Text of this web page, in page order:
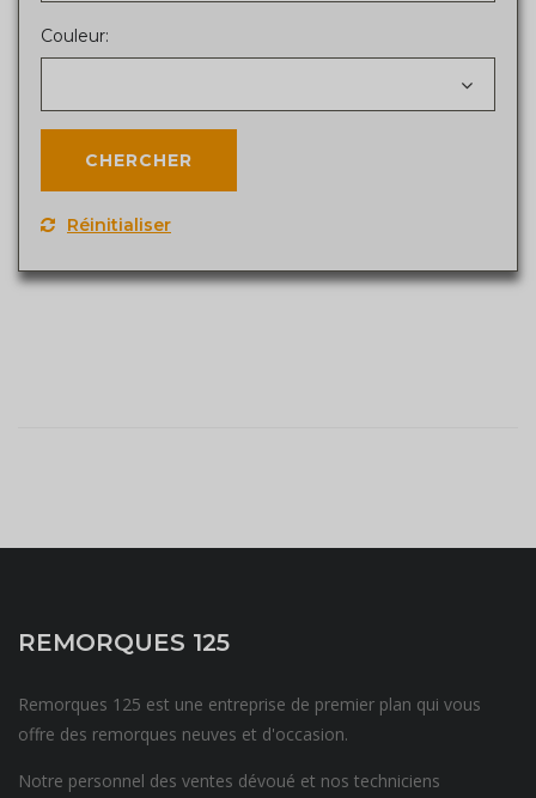
Couleur:
Réinitialiser
REMORQUES 125
Remorques 125 est une entreprise de premier plan qui vous
offre des remorques neuves et d'occasion.
Notre personnel des ventes dévoué et nos techniciens